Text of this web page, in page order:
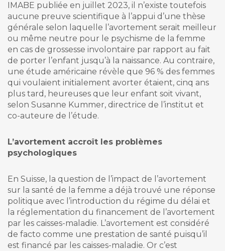
IMABE publiée en juillet 2023, il n’existe toutefois
aucune preuve scientifique à l’appui d’une thèse
générale selon laquelle l’avortement serait meilleur
ou même neutre pour le psychisme de la femme
en cas de grossesse involontaire par rapport au fait
de porter l’enfant jusqu’à la naissance. Au contraire,
une étude américaine révèle que 96 % des femmes
qui voulaient initialement avorter étaient, cinq ans
plus tard, heureuses que leur enfant soit vivant,
selon Susanne Kummer, directrice de l’institut et
co-auteure de l’étude.
L’avortement accroît les problèmes
psychologiques
En Suisse, la question de l’impact de l’avortement
sur la santé de la femme a déjà trouvé une réponse
politique avec l’introduction du régime du délai et
la réglementation du financement de l’avortement
par les caisses-maladie. L’avortement est considéré
de facto comme une prestation de santé puisqu’il
est financé par les caisses-maladie. Or c’est